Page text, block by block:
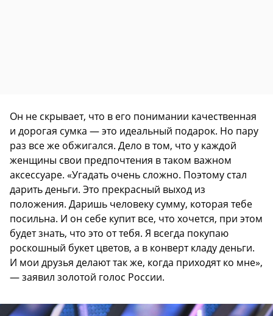
Он не скрывает, что в его понимании качественная
и дорогая сумка — это идеальный подарок. Но пару
раз все же обжигался. Дело в том, что у каждой
женщины свои предпочтения в таком важном
аксессуаре. «Угадать очень сложно. Поэтому стал
дарить деньги. Это прекрасный выход из
положения. Даришь человеку сумму, которая тебе
посильна. И он себе купит все, что хочется, при этом
будет знать, что это от тебя. Я всегда покупаю
роскошный букет цветов, а в конверт кладу деньги.
И мои друзья делают так же, когда приходят ко мне»,
— заявил золотой голос России.